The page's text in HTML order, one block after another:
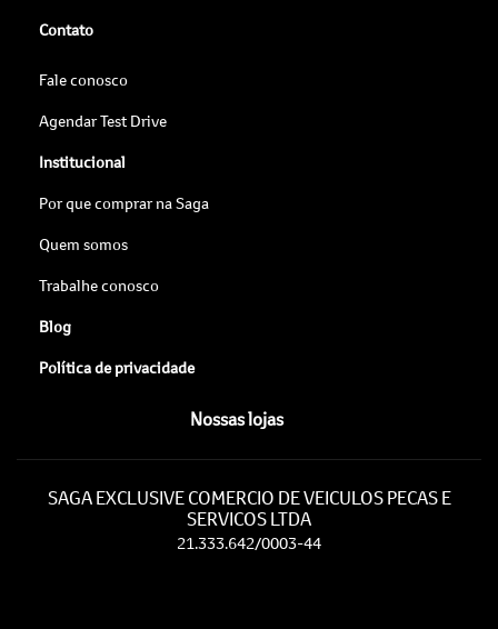
Contato
Fale conosco
Agendar Test Drive
Institucional
Por que comprar na Saga
Quem somos
Trabalhe conosco
Blog
Política de privacidade
Nossas lojas
SAGA EXCLUSIVE COMERCIO DE VEICULOS PECAS E
SERVICOS LTDA
21.333.642/0003-44